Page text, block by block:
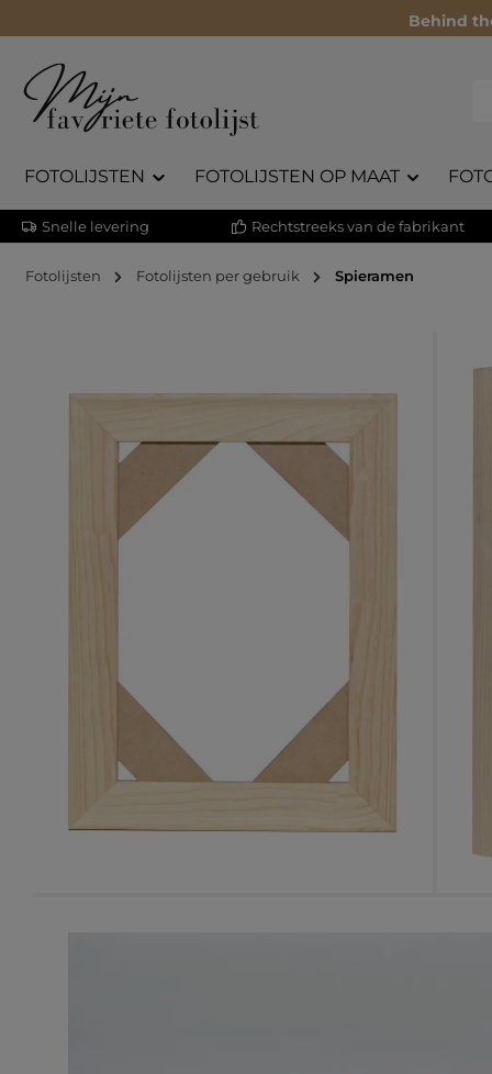
Behind
FOTOLIJSTEN FOTOLIJSTEN OP MAAT
Snelle levering Rechtstreeks van de fabrikant
Fotolijsten Fotolijsten per gebruik Spieramen